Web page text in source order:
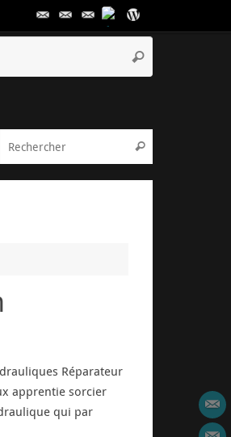
Rechercher
Rechercher
Réparateur
apprentie sorcier
qui par